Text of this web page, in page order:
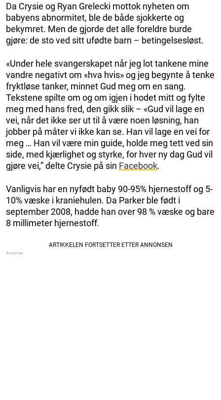
Da Crysie og Ryan Grelecki mottok nyheten om
babyens abnormitet, ble de både sjokkerte og
bekymret. Men de gjorde det alle foreldre burde
gjøre: de sto ved sitt ufødte barn – betingelsesløst.
«Under hele svangerskapet når jeg lot tankene mine
vandre negativt om «hva hvis» og jeg begynte å tenke
fryktløse tanker, minnet Gud meg om en sang.
Tekstene spilte om og om igjen i hodet mitt og fylte
meg med hans fred, den gikk slik – «Gud vil lage en
vei, når det ikke ser ut til å være noen løsning, han
jobber på måter vi ikke kan se. Han vil lage en vei for
meg … Han vil være min guide, holde meg tett ved sin
side, med kjærlighet og styrke, for hver ny dag Gud vil
gjøre vei,” delte Crysie på sin Facebook.
Vanligvis har en nyfødt baby 90-95% hjernestoff og 5-
10% væske i kraniehulen. Da Parker ble født i
september 2008, hadde han over 98 % væske og bare
8 millimeter hjernestoff.